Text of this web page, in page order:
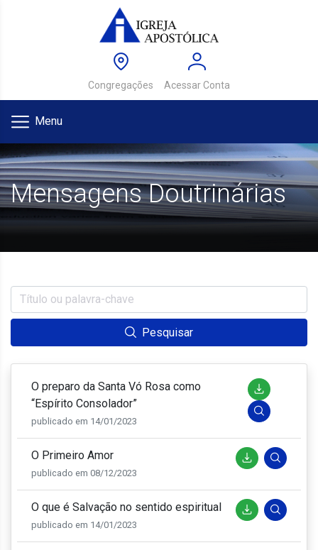
Congregações Acessar Conta
Menu
Mensagens Doutrinárias
Pesquisar
O preparo da Santa Vó Rosa como
“Espírito Consolador”
publicado em 14/01/2023
O Primeiro Amor
publicado em 08/12/2023
O que é Salvação no sentido espiritual
publicado em 14/01/2023